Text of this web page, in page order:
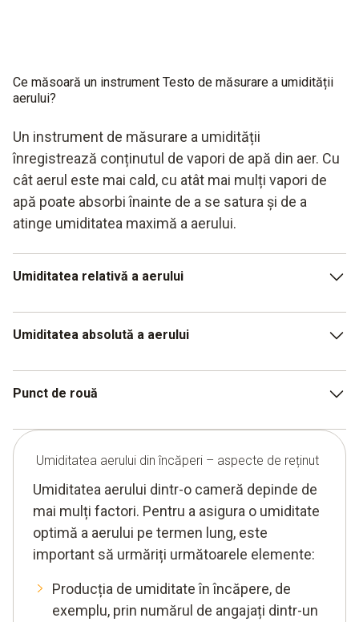
Ce măsoară un instrument Testo de măsurare a umidității
aerului?
Un instrument de măsurare a umidității
înregistrează conținutul de vapori de apă din aer. Cu
cât aerul este mai cald, cu atât mai mulți vapori de
apă poate absorbi înainte de a se satura și de a
atinge umiditatea maximă a aerului.
Umiditatea relativă a aerului
valoare. Aceasta indică umiditatea aerului prezentă în
RH). Asta înseamnă că intervalul de confort este cuprins
Umiditatea absolută a aerului
cantitatea de vapori de apă într-un volum etanș de 1 m³.
pentru a documenta eliminarea umidității în procesele
de uscare.
Punct de rouă
umidității aerului. Acesta indică temperatura la care
Dacă, de exemplu, temperatura procesului scade sub
punctul de rouă, se formează condens.
Umiditatea aerului din încăperi – aspecte de reținut
Umiditatea aerului dintr-o cameră depinde de
mai mulți factori. Pentru a asigura o umiditate
optimă a aerului pe termen lung, este
important să urmăriți următoarele elemente:
Producția de umiditate în încăpere, de
exemplu, prin numărul de angajați dintr-un